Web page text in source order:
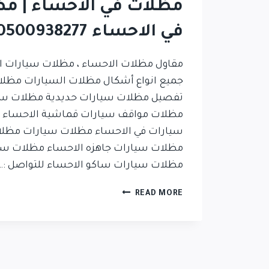
مظلات في الاحساء |
في الاحساء 0500938277
مقاول مظلات الاحساء ، مظلات سيارات
جميع انواع أشكال مظلات السيارات
تفصيل مظلات سيارات حديدية مظلات
مظلات مواقف سيارات قماشية
سيارات في الاحساء مظلات سيارات
مظلات سيارات جاهزه الاحساء مظلات
مظلات سيارات ساكو الاحساء للتواصل
READ MORE